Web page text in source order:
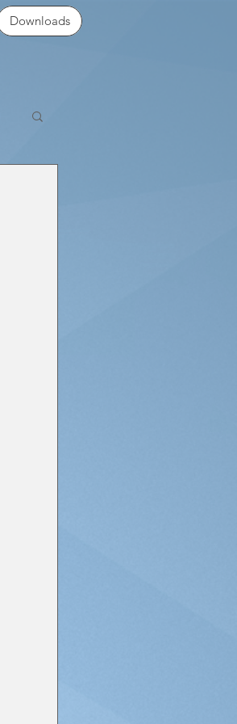
Downloads